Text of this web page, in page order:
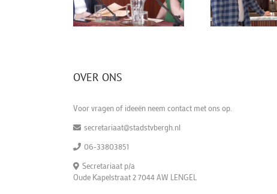
OVER ONS
Voor vragen of ideeën neem contact met ons op.
secretariaat@stadstvbergh.nl
06-33803851
Secretariaat p/a
Oude Kapelstraat 2 7044 AW LENGEL